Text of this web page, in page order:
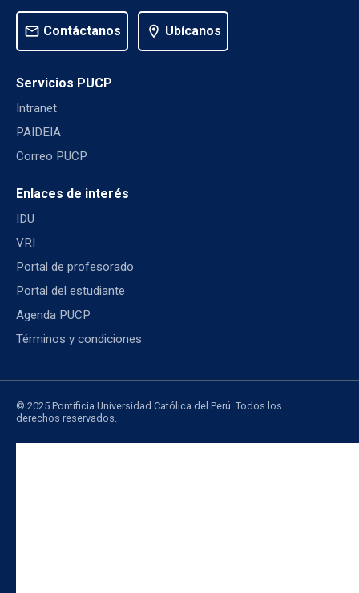
mail Contáctanos location_on Ubícanos
Servicios PUCP
Intranet
PAIDEIA
Correo PUCP
Enlaces de interés
IDU
VRI
Portal de profesorado
Portal del estudiante
Agenda PUCP
Términos y condiciones
© 2025 Pontificia Universidad Católica del Perú. Todos los
derechos reservados.